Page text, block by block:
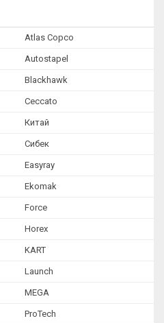
Atlas Copco
Autostapel
Blackhawk
Ceccato
Китай
Сибек
Easyray
Ekomak
Force
Horex
KART
Launch
MEGA
ProTech